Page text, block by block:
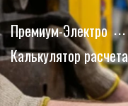
Премиум-Электро
Калькулятор